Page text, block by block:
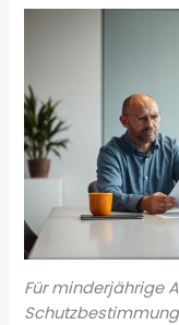
Für minderjährige